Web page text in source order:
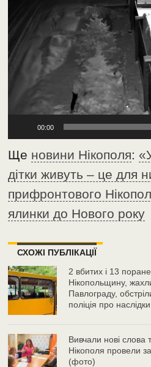
00:00
Ще новини Нікополя:
дітки живуть – це для
прифронтового
ялинки до Нового року
СХОЖІ ПУБЛІКАЦІЇ
2 вбитих і 13
Нікопольщину,
Павлограду,
поліція про
Вивчали нові слова
Нікополя провели
(фото)